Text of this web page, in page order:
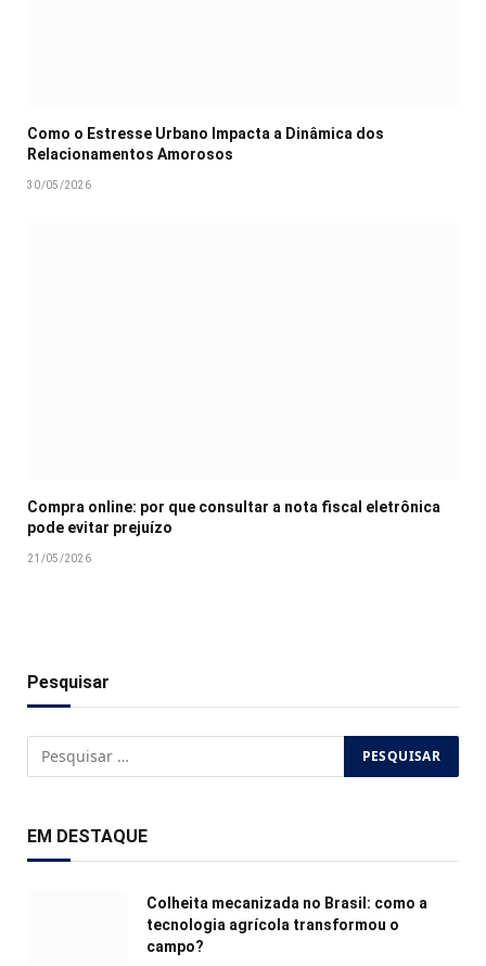
Como o Estresse Urbano Impacta a Dinâmica dos
Relacionamentos Amorosos
30/05/2026
Compra online: por que consultar a nota fiscal eletrônica
pode evitar prejuízo
21/05/2026
Pesquisar
EM DESTAQUE
Colheita mecanizada no Brasil: como a
tecnologia agrícola transformou o
campo?